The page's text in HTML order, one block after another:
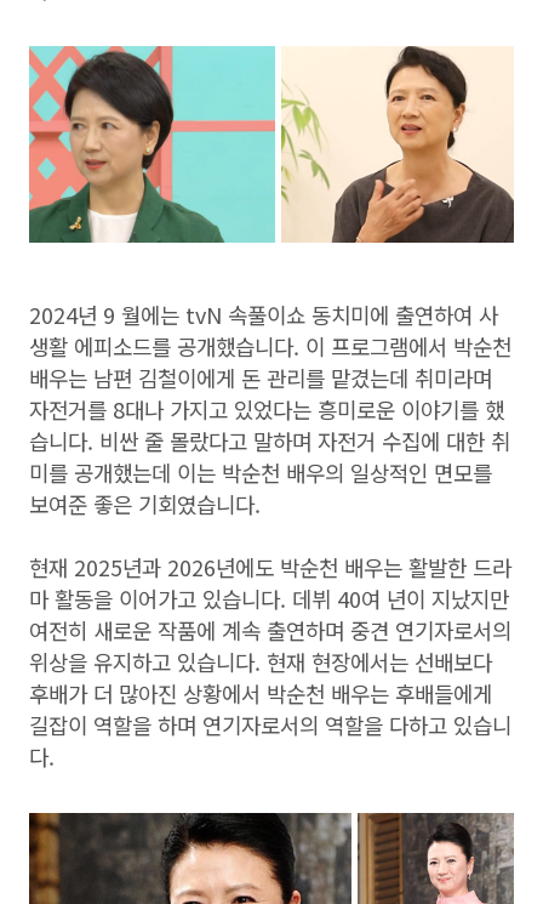
2024년 9 월에는 tvN 속풀이쇼 동치미에 출연하여 사
생활 에피소드를 공개했습니다. 이 프로그램에서 박순천
배우는 남편 김철이에게 돈 관리를 맡겼는데 취미라며
자전거를 8대나 가지고 있었다는 흥미로운 이야기를 했
습니다. 비싼 줄 몰랐다고 말하며 자전거 수집에 대한 취
미를 공개했는데 이는 박순천 배우의 일상적인 면모를
보여준 좋은 기회였습니다.
현재 2025년과 2026년에도 박순천 배우는 활발한 드라
마 활동을 이어가고 있습니다. 데뷔 40여 년이 지났지만
여전히 새로운 작품에 계속 출연하며 중견 연기자로서의
위상을 유지하고 있습니다. 현재 현장에서는 선배보다
후배가 더 많아진 상황에서 박순천 배우는 후배들에게
길잡이 역할을 하며 연기자로서의 역할을 다하고 있습니
다.